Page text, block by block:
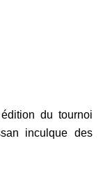
du tournoi
inculque des